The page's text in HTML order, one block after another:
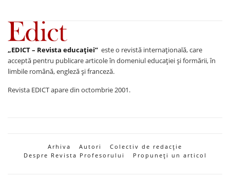
„EDICT – Revista educației” este o revistă internațională, care
acceptă pentru publicare articole în domeniul educației și formării, în
limbile română, engleză și franceză.
Revista EDICT apare din octombrie 2001.
Arhiva Autori
Colectiv de redacție
Despre Revista Profesorului
Propuneți un articol